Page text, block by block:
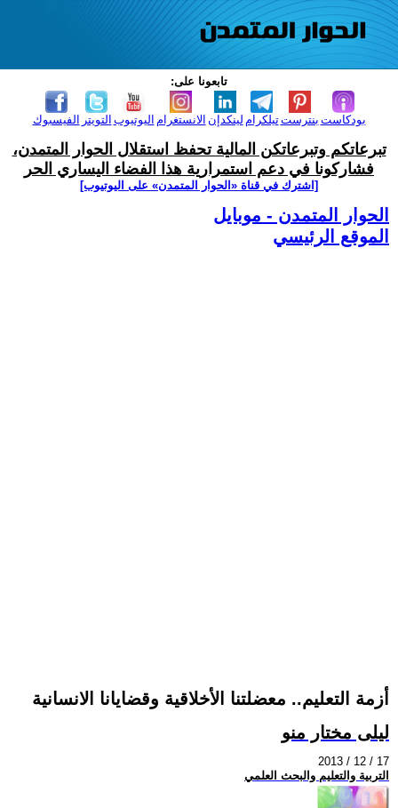
تابعونا على:
الفيسبوك التويتر اليوتيوب الانستغرام لينكدإن تيلكرامبنترست بودكاست
تبرعاتكم وتبرعاتكن المالية تحفظ استقلال الحوار المتمدن،
فشاركونا في دعم استمرارية هذا الفضاء اليساري الحر
[اشترك في قناة ‫«الحوار المتمدن» على اليوتيوب]
الحوار المتمدن - موبايل
الموقع الرئيسي
أزمة التعليم.. معضلتنا الأخلاقية وقضايانا الانسانية
ليلى مختار منو
2013 / 12 / 17
التربية والتعليم والبحث العلمي